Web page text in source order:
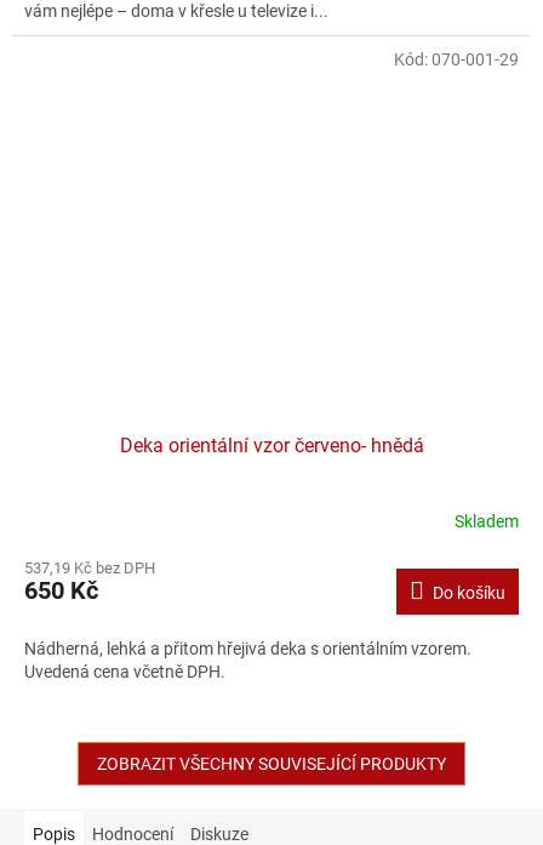
vám nejlépe – doma v křesle u televize i...
Deka orientální vzor červeno- hnědá
Skladem
537,19 Kč bez DPH
650 Kč Do košíku
Nádherná, lehká a přitom hřejivá deka s orientálním vzorem.
Uvedená cena včetně DPH.
Kód:070-001-29
ZOBRAZIT VŠECHNY SOUVISEJÍCÍ PRODUKTY
Popis Hodnocení Diskuze